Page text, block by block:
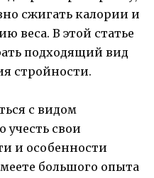
сжигать калории и
веса. В этой статье
подходящий вид
стройности.
с видом
учесть свои
и особенности
большого опыта